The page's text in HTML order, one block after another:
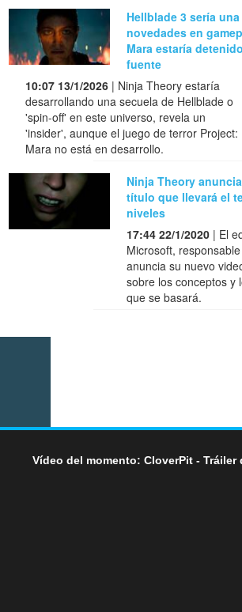
Hellblade 3 sería
novedades en
Mara estaría
fuente
10:07 13/1/2026 | Ninja Theory estaría
desarrollando una secuela de Hellblade o
'spin-off' en este universo, revela un
'insider', aunque el juego de terror Project:
Mara no está en desarrollo.
Ninja Theory
título que llevará el
niveles
17:44 22/1/2020 | El
Microsoft,
anuncia su nuevo
sobre los conceptos y
que se basará.
Vídeo del momento: CloverPit - Tráiler